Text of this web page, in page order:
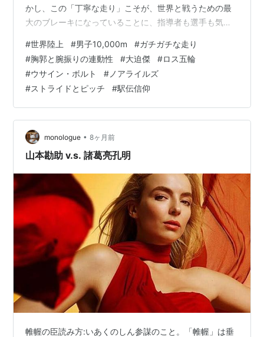
かし、この「丁寧な走り」こそが、世界と戦うための最
大のブレーキになっていることに、指導者も選手も気づ
効率的に見えますが、 物理的には「逃げ場のない衝撃」
を膝や腰に蓄積させ、さらには地面からの反発（エネル
ギー）を完全にシャットアウトしてしまっています。 ・
胸郭の連動 肩甲骨を引く動作が、背中の広背筋を介して
反対側の大臀筋に伝わる。 ・ポステリアチェーンの駆動
筋肉単体ではなく、身体の背面全体を「…
#世界陸上 #男子10,000m #ガチガチな走り
#胸郭と腕振りの連動性 #大迫傑 #ロス五輪
#ウサイン・ボルト # ノアライルズ
#ストライドとピッチ #駅伝信仰
monologue • 8ヶ月前
山本勘助 v.s. 諸葛亮孔明
帷幄の臣読み方:いあくのしん参謀のこと。「帷幄」は垂